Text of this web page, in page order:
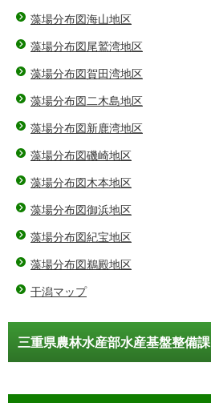
藻場分布図海山地区
藻場分布図尾鷲湾地区
藻場分布図賀田湾地区
藻場分布図二木島地区
藻場分布図新鹿湾地区
藻場分布図磯崎地区
藻場分布図木本地区
藻場分布図御浜地区
藻場分布図紀宝地区
藻場分布図鵜殿地区
干潟マップ
三重県農林水産部水産基盤整備課